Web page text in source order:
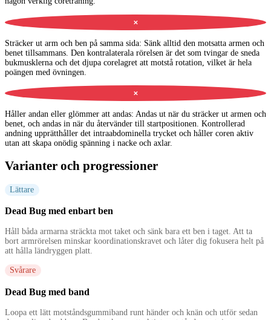
✕
Sträcker ut arm och ben på samma sida: Sänk alltid den motsatta armen och
benet tillsammans. Den kontralaterala rörelsen är det som tvingar de sneda
bukmusklerna och det djupa corelagret att motstå rotation, vilket är hela
poängen med övningen.
✕
Håller andan eller glömmer att andas: Andas ut när du sträcker ut armen och
benet, och andas in när du återvänder till startpositionen. Kontrollerad
andning upprätthåller det intraabdominella trycket och håller coren aktiv
utan att skapa onödig spänning i nacke och axlar.
Varianter och progressioner
Lättare
Dead Bug med enbart ben
Håll båda armarna sträckta mot taket och sänk bara ett ben i taget. Att ta
bort armrörelsen minskar koordinationskravet och låter dig fokusera helt på
att hålla ländryggen platt.
Svårare
Dead Bug med band
Loopa ett lätt motståndsgummiband runt händer och knän och utför sedan